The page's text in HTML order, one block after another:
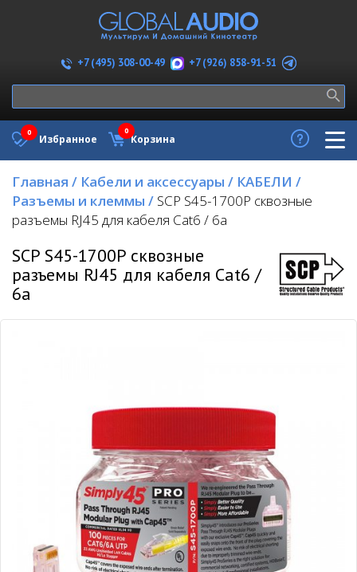
+7 (495) 308-00-49 +7 (926) 858-91-51
Избранное
0
Корзина
0
Главная / Кабели и аксессуары / КАБЕЛИ /
Разъемы и клеммы / SCP S45-1700P сквозные
разъемы RJ45 для кабеля Cat6 / 6a
SCP S45-1700P сквозные
разъемы RJ45 для кабеля Cat6 /
6a